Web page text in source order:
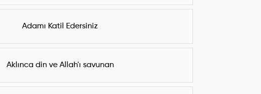
Adamı Katil Edersiniz
Aklınca din ve Allah'ı savunan